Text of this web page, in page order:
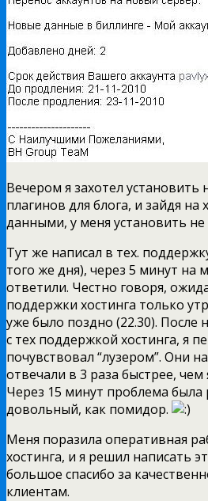
Вечером я захотел установить
плагинов для блога, и зайдя на
данными, у меня установить не
Тут же написал в тех.
того же дня), через 5 минут на
ответили. Честно говоря,
поддержки хостинга только
уже было поздно (22.30). После
с тех поддержкой хостинга, я
почувствовал “лузером”. Они
отвечали в 3 раза быстрее, чем
Через 15 минут проблема была
довольный, как помидор.
Меня поразила оперативная
хостинга, и я решил написать
большое спасибо за
клиентам.